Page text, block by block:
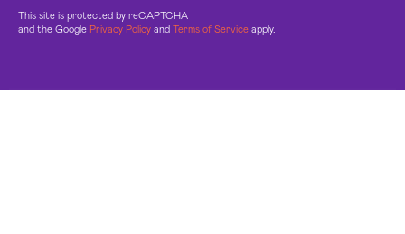
This site is protected by reCAPTCHA
and the Google Privacy Policy and Terms of Service apply.